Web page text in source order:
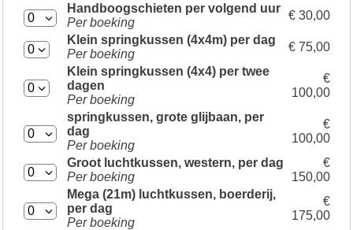
Handboogschieten per volgend uur
Per boeking
€ 30,00
Klein springkussen (4x4m) per dag
Per boeking
€ 75,00
Klein springkussen (4x4) per twee
dagen
Per boeking
€
100,00
springkussen, grote glijbaan, per
dag
Per boeking
€
100,00
Groot luchtkussen, western, per dag
Per boeking
€
150,00
Mega (21m) luchtkussen, boerderij,
per dag
Per boeking
€
175,00